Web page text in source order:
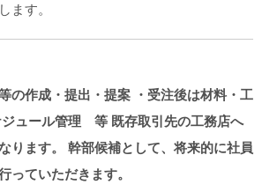
ます。
の作成・提出・提案 ・受注後は材料・工
ジュール管理 等 既存取引先の工務店へ
ります。
幹部候補として、将来的に社員
っていただきます。